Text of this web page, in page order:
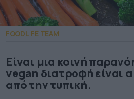
FOODLIFE TEAM
Είναι μια κοινή
vegan διατροφή είναι
από την τυπική.